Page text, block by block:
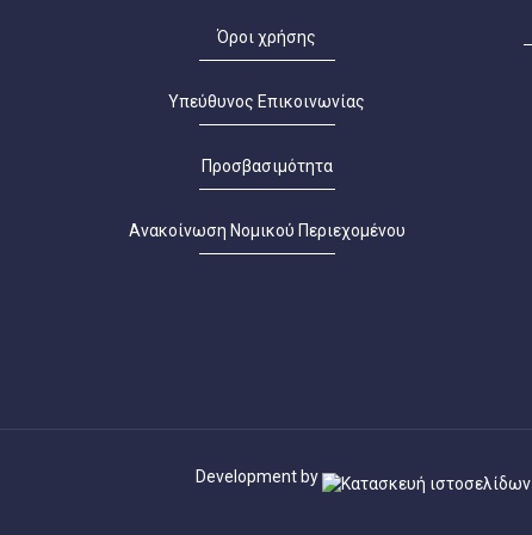
Όροι χρήσης
Υπεύθυνος Επικοινωνίας
Προσβασιμότητα
Ανακοίνωση Νομικού Περιεχομένου
Development by